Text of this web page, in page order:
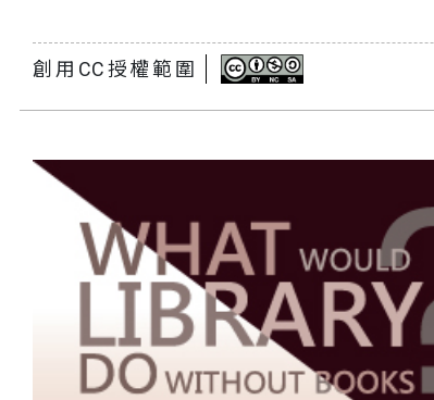
創用CC授權範圍